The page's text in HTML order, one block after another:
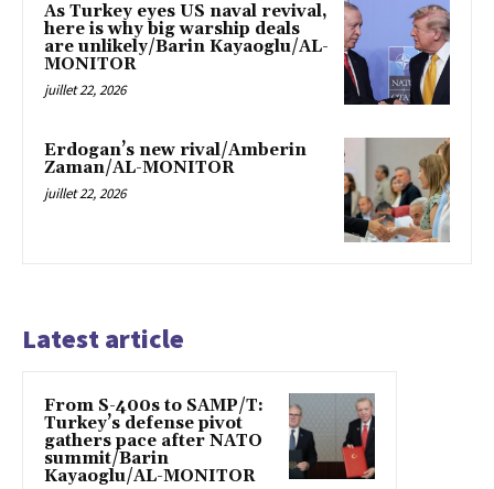
As Turkey eyes US naval revival,
here is why big warship deals
are unlikely/Barin Kayaoglu/AL-
MONITOR
juillet 22, 2026
Erdogan’s new rival/Amberin
Zaman/AL-MONITOR
juillet 22, 2026
Latest article
From S-400s to SAMP/T:
Turkey’s defense pivot
gathers pace after NATO
summit/Barin
Kayaoglu/AL-MONITOR